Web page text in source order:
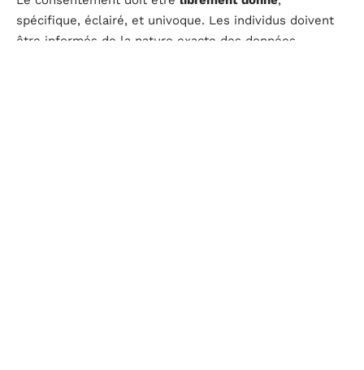
spécifique, éclairé, et univoque. Les individus doivent
être informés de la nature exacte des données